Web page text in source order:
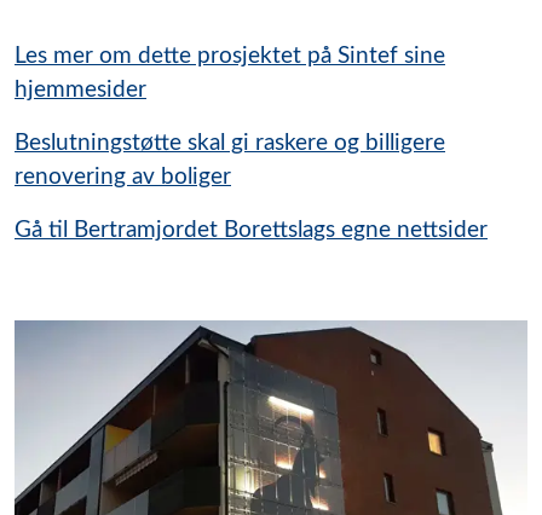
Les mer om dette prosjektet på Sintef sine
hjemmesider
Beslutningstøtte skal gi raskere og billigere
renovering av boliger
Gå til Bertramjordet Borettslags egne nettsider